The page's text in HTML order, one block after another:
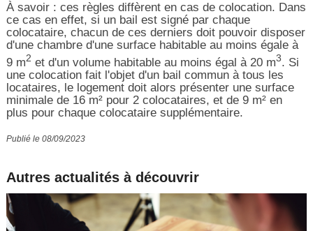
À savoir : ces règles diffèrent en cas de colocation. Dans
ce cas en effet, si un bail est signé par chaque
colocataire, chacun de ces derniers doit pouvoir disposer
d'une chambre d'une surface habitable au moins égale à
9 m2 et d'un volume habitable au moins égal à 20 m3. Si
une colocation fait l'objet d'un bail commun à tous les
locataires, le logement doit alors présenter une surface
minimale de 16 m² pour 2 colocataires, et de 9 m² en
plus pour chaque colocataire supplémentaire.
Publié le 08/09/2023
Autres actualités à découvrir